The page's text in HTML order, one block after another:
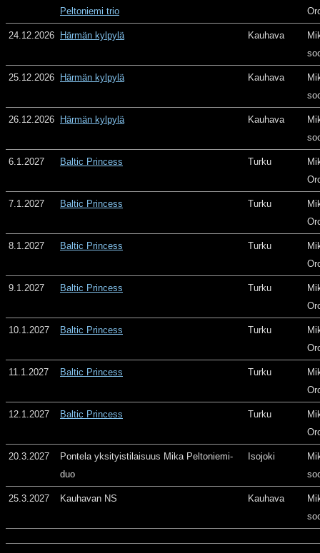
Peltoniemi trio
24.12.2026 Härmän kylpylä Kauhava
25.12.2026 Härmän kylpylä Kauhava
26.12.2026 Härmän kylpylä Kauhava
6.1.2027 Baltic Princess Turku
7.1.2027 Baltic Princess Turku
8.1.2027 Baltic Princess Turku
9.1.2027 Baltic Princess Turku
10.1.2027 Baltic Princess Turku
11.1.2027 Baltic Princess Turku
12.1.2027 Baltic Princess Turku
20.3.2027
Pontela yksityistilaisuus Mika Peltoniemi-
duo
Isojoki
25.3.2027 Kauhavan NS Kauhava